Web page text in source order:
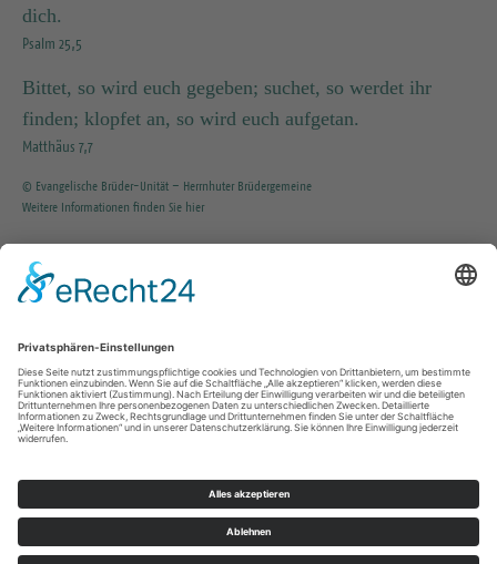
dich.
Psalm 25,5
Bittet, so wird euch gegeben; suchet, so werdet ihr
finden; klopfet an, so wird euch aufgetan.
Matthäus 7,7
© Evangelische Brüder-Unität – Herrnhuter Brüdergemeine
Weitere Informationen finden Sie hier
INFO SERVICE
035203 / 37351 KG.Tharandt@evlks.de